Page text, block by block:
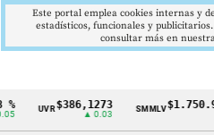
Cintillo
UVR$386,1273
▲ 0.03
SMMLV
Este portal emplea cookies internas y
estadísticos, funcionales y
consultar más en